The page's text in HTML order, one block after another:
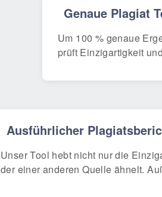
Genaue Plagiat
Um 100 % genaue
prüft Einzigartigkeit
Ausführlicher
Unser Tool hebt nicht nur die
der einer anderen Quelle ähnelt.